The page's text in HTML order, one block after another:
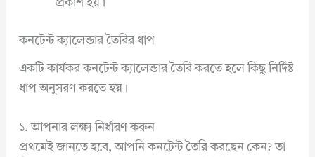
প্রকাশ হয়।
কনটেন্ট ক্যালেন্ডার তৈরির ধাপ
একটি কার্যকর কনটেন্ট ক্যালেন্ডার তৈরি করতে হলে কিছু নির্দিষ্ট
ধাপ অনুসরণ করতে হয়।
১. আপনার লক্ষ্য নির্ধারণ করুন
প্রথমেই জানতে হবে, আপনি কনটেন্ট তৈরি করছেন কেন? তা